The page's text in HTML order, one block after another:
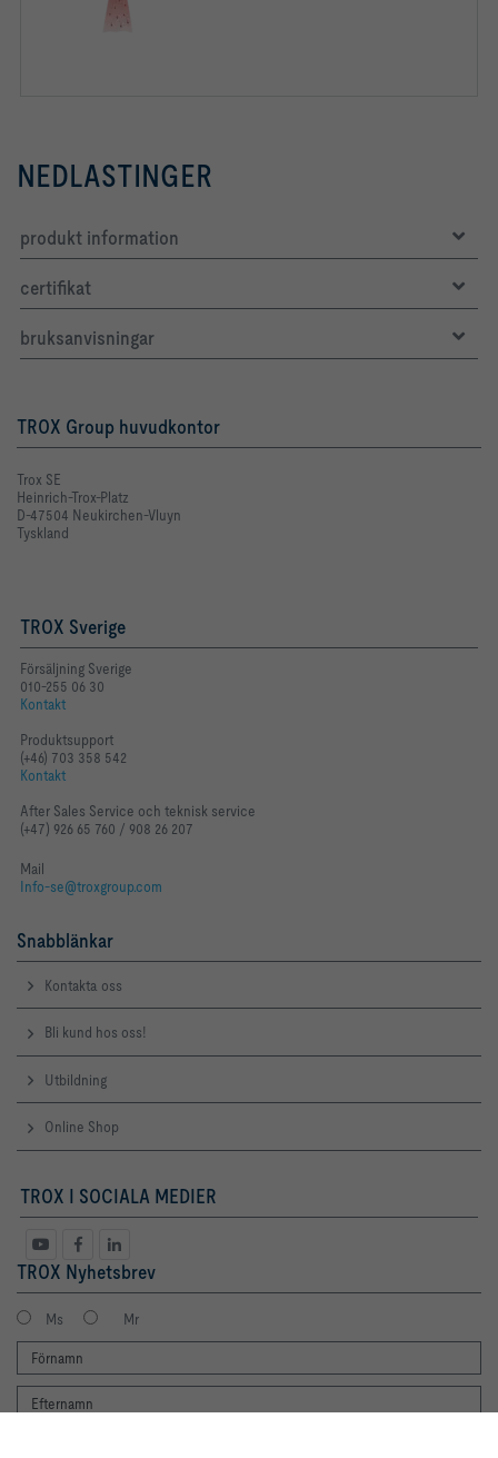
NEDLASTINGER
produkt information
certifikat
bruksanvisningar
TROX Group huvudkontor
Trox SE
Heinrich-Trox-Platz
D-47504 Neukirchen-Vluyn
Tyskland
TROX Sverige
Försäljning Sverige
010-255 06 30
Kontakt
Produktsupport
(+46) 703 358 542
Kontakt
After Sales Service och teknisk service
(+47) 926 65 760 / 908 26 207
Mail
Info-se@troxgroup.com
Snabblänkar
Kontakta oss
Bli kund hos oss!
Utbildning
Online Shop
TROX I SOCIALA MEDIER
TROX Nyhetsbrev
Ms Mr